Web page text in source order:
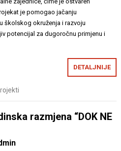
je pomogao jačanju
školskog okruženja i razvoju
potencijal za dugoročnu primjenu i
DETALJNIJE
razmjena “DOK NE